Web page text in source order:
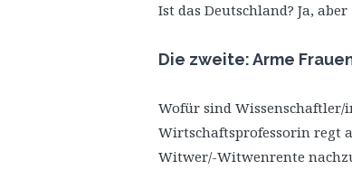
Ist das Deutschland? Ja,
Die zweite: Arme
Wofür sind Wissenschaftler/
Wirtschaftsprofessorin regt
Witwer/-Witwenrente